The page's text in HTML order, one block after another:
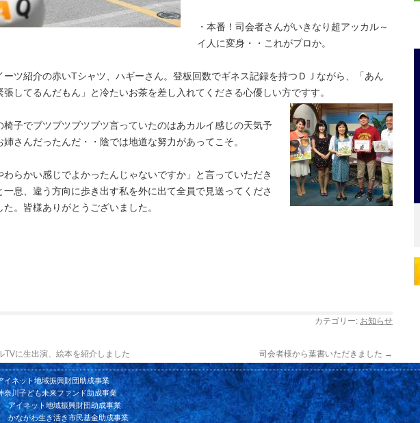
・本番！司会者さんがいきなり超アッカル～
イ人に変身・・これがプロか。
ーツ紹介の赤いTシャツ、ハギーさん。登板回数でギネス記録を持つＤＪながら、「あん
張してるんだもん」と冷たいお茶を差し入れてくださる心優しい方ですす。
椅子でブツブツブツブツ言っていたのはあカルイ感じの天気予
姉さんだったんだ・・陰では地道な努力があってこそ。
わらかい感じでよかったんじゃないですか」と言っていただき
一息、違う方向に歩き出す私を外に出て全員で見送ってくださ
た。皆様ありがとうございました。
カテゴリー: お知らせ
TVに生出演、絵本を紹介しました 司会者様から葉書いただきました →
ネット地域振興財団助成事業
川子ども未来ファンド助成事業
アイネット地域振興財団助成事業
かながわ生き活き市民基金助成事業